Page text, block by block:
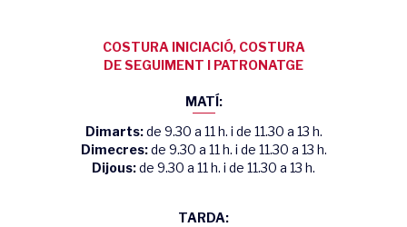
COSTURA INICIACIÓ, COSTURA
DE SEGUIMENT I PATRONATGE
MATÍ:
Dimarts:de 9.30 a 11 h. i de 11.30 a 13 h.
Dimecres:de 9.30 a 11 h. i de 11.30 a 13 h.
Dijous:de 9.30 a 11 h. i de 11.30 a 13 h.
TARDA: